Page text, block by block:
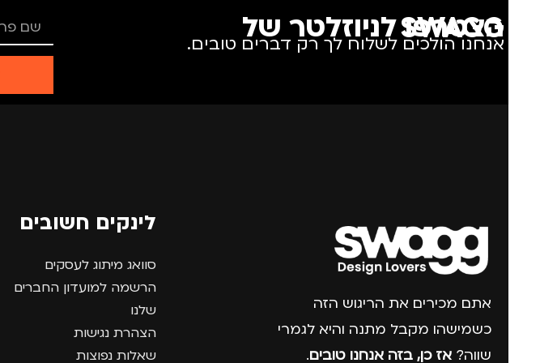
הצטרפו לניוזלטר של SWAGG
אנחנו הולכים לשלוח לך רק דברים טובים.
אתם מכירים את הריגוש הזה
כשמישהו מקבל מתנה והיא לגמרי
שווה? אז כן, בזה אנחנו טובים.
לינקים חשובים
סוואג מיתוג לעסקים
הרשמה למועדון החברים
שלנו
הצהרת נגישות
שאלות נפוצות